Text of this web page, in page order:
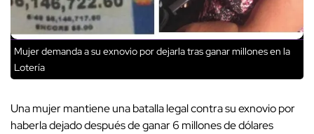
Mujer demanda a su exnovio por dejarla tras ganar millones en la
Lotería
Una mujer mantiene una batalla legal contra su exnovio por
haberla dejado después de ganar 6 millones de dólares